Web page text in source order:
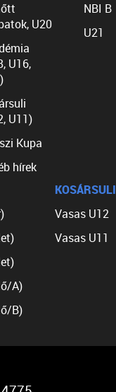
U20
U16,
U11)
Kupa
hírek
NBI B
U21
A)
B)
KOSÁRSULI
Vasas U12
Vasas U11